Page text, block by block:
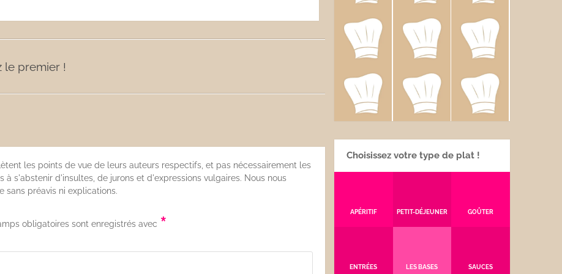
le premier !
les points de vue de leurs auteurs respectifs, et pas nécessairement les
s'abstenir d'insultes, de jurons et d'expressions vulgaires. Nous nous
sans préavis ni explications.
obligatoires sont enregistrés avec *
Choisissez votre type de plat !
APÉRITIF PETIT-DÉJEUNER GOÛTER
ENTRÉES LES BASES SAUCES